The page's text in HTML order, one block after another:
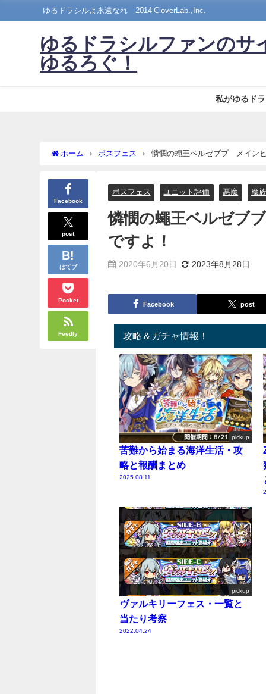
ゆるドラシルよ永遠なれ©2014 CloverLab.,Inc.
ゆるドラシルファンのサ
ゆるろぐ！
私がゆるド
ホーム ボスフェス 憐憫の蠅王ベルゼブブ メイン
Facebook
post
はてブ
Pocket
Feedly
ボスフェス ユニット評価 悪魔 魔族
憐憫の蠅王ベルゼブ
ですよ！
2020年6月20日 2023年8月28日
Facebook post
攻略＆ガチャ情報！
pickup
苦難から始まる海洋生活・攻
略と報酬まとめ
2025.08.11
pickup
ヴァルキリーフェス・一覧と
当たり考察
2022.04.24